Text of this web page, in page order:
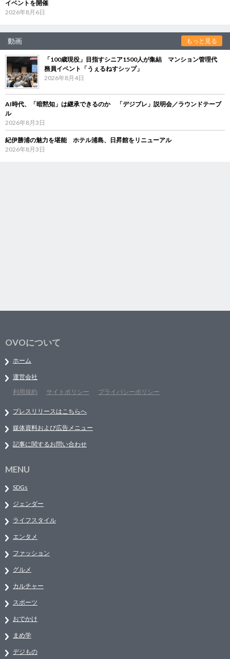
イベントを開催
2026年8月6日
動画 もっと見る
「100歳現役」目指すシニア1500人が集結 マンション管理代
務員イベント「うぇるねすシップ」
2026年8月4日
AI時代、「暗黙知」は継承できるのか 「デジブレ」説明会／ラウンドテーブ
ル
2026年8月3日
紀伊勝浦の魅力を堪能 ホテル浦島、日昇館をリニューアル
2026年8月3日
OVOについて
ホーム
運営会社
利用規約
サイトポリシー プライバシーポリシー
プレスリリースはこちらへ
媒体資料および広告メニュー
記事に関するお問い合わせ
MENU
SDGs
ジェンダー
ライフスタイル
エンタメ
ファッション
グルメ
カルチャー
スポーツ
おでかけ
まめ学
デジもの